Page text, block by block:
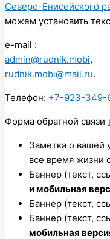
Северо-Енисейского
можем установить
e-mail :
admin@rudnik.mobi,
rudnik.mobi@mail.ru.
Телефон: +7-923-349-
Форма обратной связи
Заметка о вашей
все время жизни
Баннер (текст,
и мобильная
Баннер (текст,
Баннер (текст,
мобильная